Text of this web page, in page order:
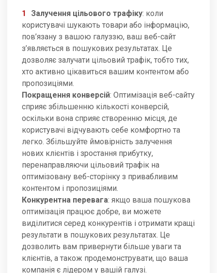
Залучення цільового трафіку: коли
користувачі шукають товари або інформацію,
пов’язану з вашою галуззю, ваш веб-сайт
з’являється в пошукових результатах. Це
дозволяє залучати цільовий трафік, тобто тих,
хто активно цікавиться вашим контентом або
пропозиціями.
Покращення конверсій: Оптимізація веб-сайту
сприяє збільшенню кількості конверсій,
оскільки вона сприяє створенню місця, де
користувачі відчувають себе комфортно та
легко. Збільшуйте ймовірність залучення
нових клієнтів і зростання прибутку,
перенаправляючи цільовий трафік на
оптимізовану веб-сторінку з привабливим
контентом і пропозиціями.
Конкурентна перевага: якщо ваша пошукова
оптимізація працює добре, ви можете
виділитися серед конкурентів і отримати кращі
результати в пошукових результатах. Це
дозволить вам привернути більше уваги та
клієнтів, а також продемонструвати, що ваша
компанія є лідером у вашій галузі.